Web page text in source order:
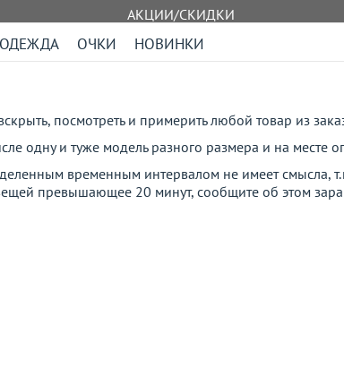
АКЦИИ/СКИДКИ
ОЧКИ НОВИНКИ
посмотреть и примерить любой товар из
одну и туже модель разного размера и на
временным интервалом не имеет смысла,
превышающее 20 минут, сообщите об этом